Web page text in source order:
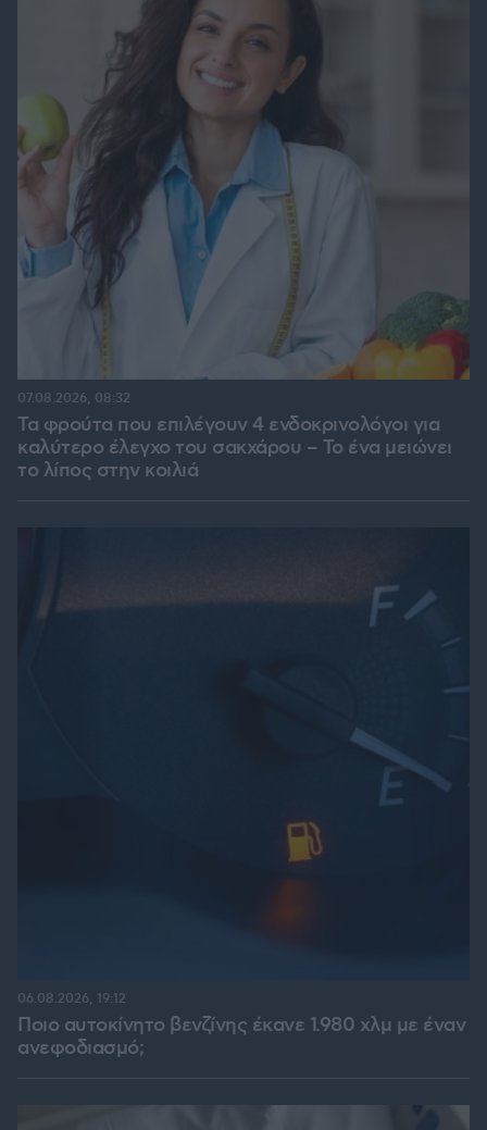
Τα φρούτα που επιλέγουν 4 ενδοκρινολόγοι για
καλύτερο έλεγχο του σακχάρου – Το ένα μειώνει
το λίπος στην κοιλιά
07.08.2026, 08:32
Ποιο αυτοκίνητο βενζίνης έκανε 1.980 χλμ με έναν
ανεφοδιασμό;
06.08.2026, 19:12